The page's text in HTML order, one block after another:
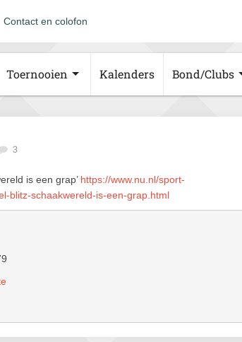
Contact en colofon
Toernooien Kalenders Bond/Clubs
3
is een grap’ https://www.nu.nl/sport-
blitz-schaakwereld-is-een-grap.html